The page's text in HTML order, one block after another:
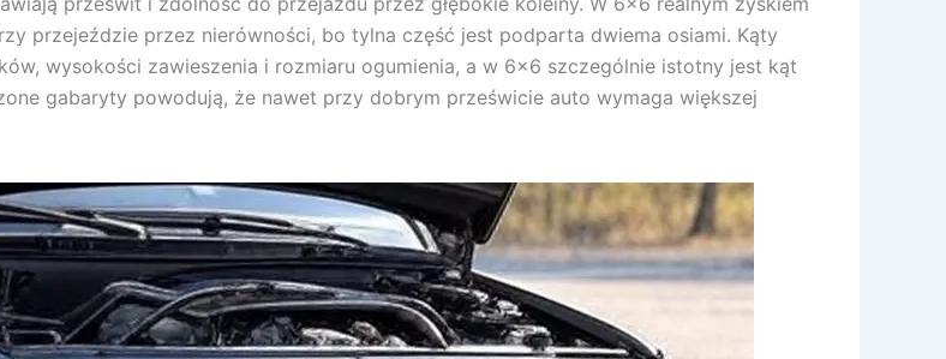
przejeździe przez nierówności, bo tylna część jest podparta dwiema osiami. Kąty
wysokości zawieszenia i rozmiaru ogumienia, a w 6×6 szczególnie istotny jest kąt
gabaryty powodują, że nawet przy dobrym prześwicie auto wymaga większej